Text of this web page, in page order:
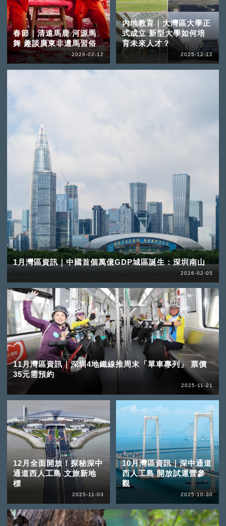
春節｜清遠馬鹿 河源馬
舞 趣談廣東非遺馬習俗
2026-02-12
1月灣區資訊｜中國首個萬億GDP城區誕生：深圳南山
2026-02-05
內地教育｜大灣區大學正
式成立 新型大學如何培
育未來人才？
2025-12-12
11月灣區資訊｜深圳4地鐵線推周末「單車專列」 票價
35元需預約
2025-11-21
12月全面開放！探秘深中
通道西人工島 文旅新地
標
2025-11-03
10月灣區資訊｜深中通道
西人工島 開放試運營參
觀
2025-10-30